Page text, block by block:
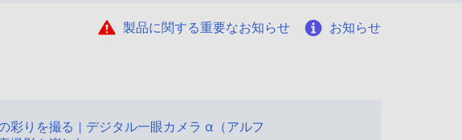
製品に関する重要なお知らせ お知らせ
彩りを撮る | デジタル一眼カメラ α（アルフ